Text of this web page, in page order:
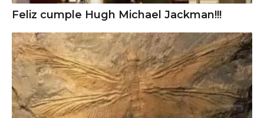
Feliz cumple Hugh Michael Jackman!!!